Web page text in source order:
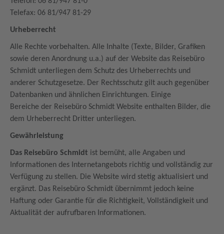
Telefax: 06 81/947 81-29
Urheberrecht
Alle Rechte vorbehalten. Alle Inhalte (Texte, Bilder, Grafiken
sowie deren Anordnung u.a.) auf der Website das Reisebüro
Schmidt unterliegen dem Schutz des Urheberrechts und
anderer Schutzgesetze. Der Rechtsschutz gilt auch gegenüber
Datenbanken und ähnlichen Einrichtungen. Einige
Bereiche der Reisebüro Schmidt Website enthalten Bilder, die
dem Urheberrecht Dritter unterliegen.
Gewährleistung
Das Reisebüro Schmidt ist bemüht, alle Angaben und
Informationen des Internetangebots richtig und vollständig zur
Verfügung zu stellen. Die Website wird stetig aktualisiert und
ergänzt. Das Reisebüro Schmidt übernimmt jedoch keine
Haftung oder Garantie für die Richtigkeit, Vollständigkeit und
Aktualität der aufrufbaren Informationen.